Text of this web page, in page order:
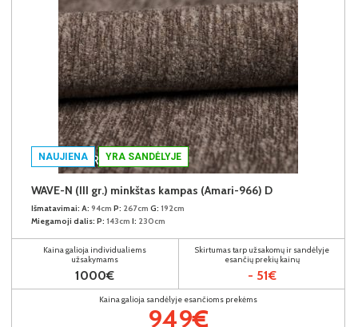
NAUJIENA YRA SANDĖLYJE
WAVE-N (III gr.) minkštas kampas (Amari-966) D
Išmatavimai: A: 94cm P: 267cm G: 192cm
Miegamoji dalis: P: 143cm I: 230cm
Kaina galioja individualiems
užsakymams
1000€
Skirtumas tarp užsakomų ir sandėlyje
esančių prekių kainų
- 51€
Kaina galioja sandėlyje esančioms prekėms
949€